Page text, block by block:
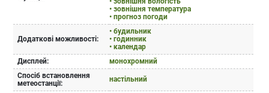
• зовнішня температура
• прогноз погоди
Додаткові можливості:
• будильник
• годинник
• календар
Дисплей:
монохромний
Спосіб встановлення
метеостанції:
настільний